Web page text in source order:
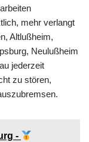
mehr verlangt
Altlußheim,
Neulußheim
jederzeit
zu stören,
-